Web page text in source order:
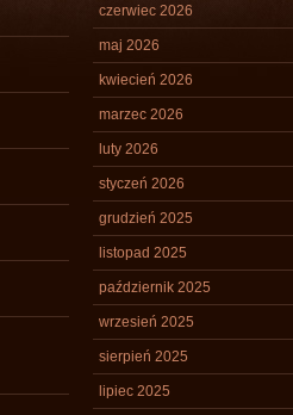
czerwiec 2026
maj 2026
kwiecień 2026
marzec 2026
luty 2026
styczeń 2026
grudzień 2025
listopad 2025
październik 2025
wrzesień 2025
sierpień 2025
lipiec 2025